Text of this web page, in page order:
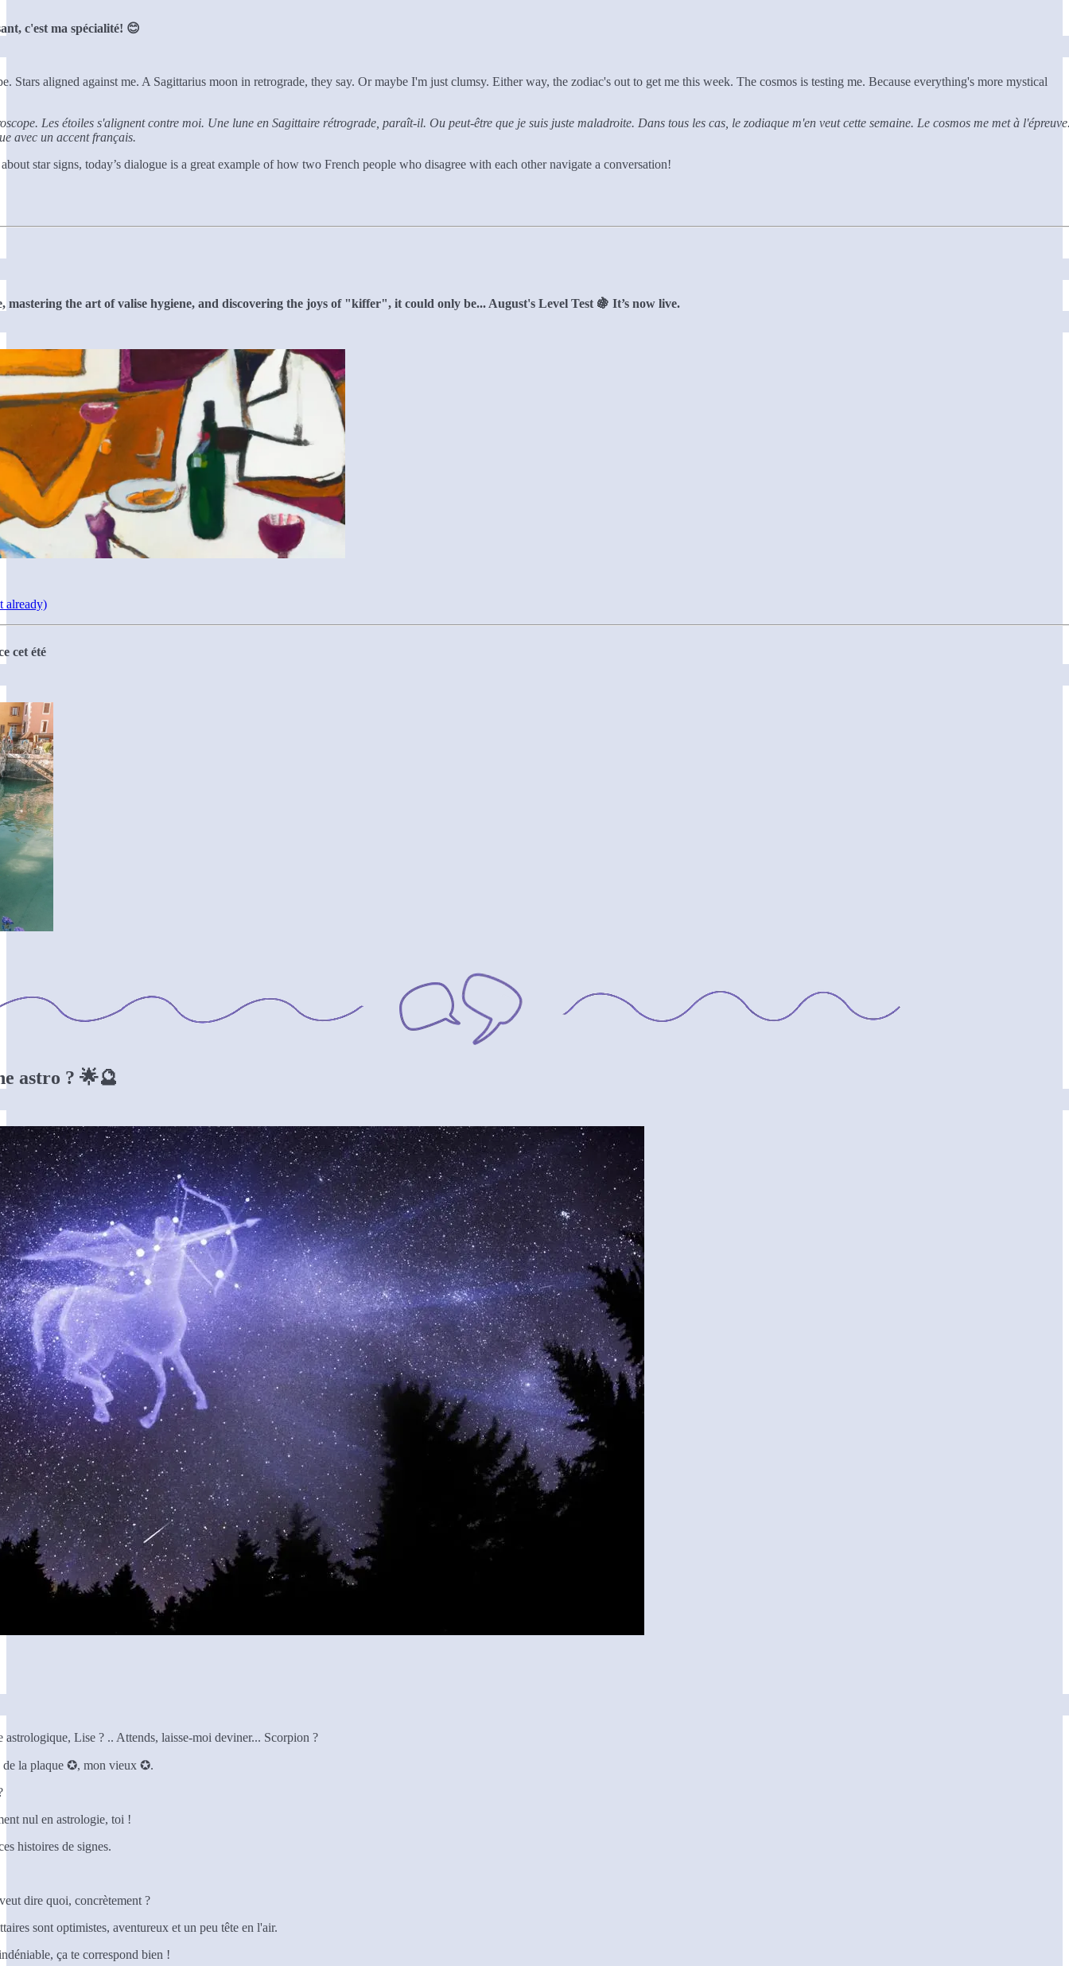
c'est ma spécialité! 😊
Stars aligned against me. A Sagittarius moon in retrograde, they say. Or maybe I'm just clumsy. Either way, the zodiac's out to get me this week. The cosmos is testing me. Because everything's more mystical
Les étoiles s'alignent contre moi. Une lune en Sagittaire rétrograde, paraît-il. Ou peut-être que je suis juste maladroite. Dans tous les cas, le zodiaque m'en veut cette semaine. Le cosmos me met à
avec un accent français.
star signs, today’s dialogue is a great example of how two French people who disagree with each other navigate a conversation!
mastering the art of valise hygiene, and discovering the joys of "kiffer", it could only be... August's Level Test 🍇 It’s now live.
already)
cet été
astro ? 🌟🔮
Lise ? .. Attends, laisse-moi deviner... Scorpion ?
de la plaque ✪, mon vieux ✪.
nul en astrologie, toi !
histoires de signes.
dire quoi, concrètement ?
sont optimistes, aventureux et un peu tête en l'air.
ça te correspond bien !